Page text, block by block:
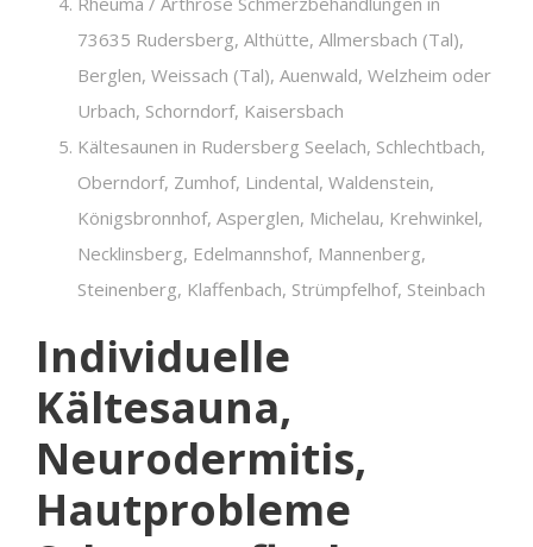
73635 Rudersberg, Althütte, Allmersbach (Tal),
Berglen, Weissach (Tal), Auenwald, Welzheim oder
Urbach, Schorndorf, Kaisersbach
Kältesaunen in Rudersberg Seelach, Schlechtbach,
Oberndorf, Zumhof, Lindental, Waldenstein,
Königsbronnhof, Asperglen, Michelau, Krehwinkel,
Necklinsberg, Edelmannshof, Mannenberg,
Steinenberg, Klaffenbach, Strümpfelhof, Steinbach
Individuelle
Kältesauna,
Neurodermitis,
Hautprobleme